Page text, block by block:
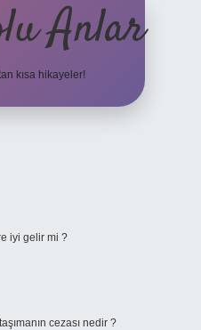
Anlar
kısa hikayeler!
iyi gelir mi ?
cezası nedir ?